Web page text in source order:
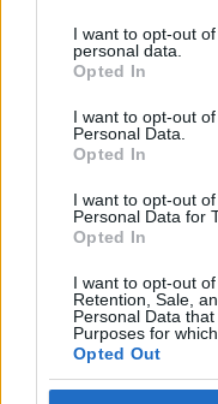
not limited to your visit
grant or deny consent
use your data for
consent section.
I want to opt-out
personal data.
Opted In
I want to opt-out
Personal Data.
Opted In
I want to opt-out
Personal Data for
Opted In
I want to opt-out
Retention, Sale,
Personal Data
Purposes for
Opted Out
Csató Józsefjó példa
élő bohém,